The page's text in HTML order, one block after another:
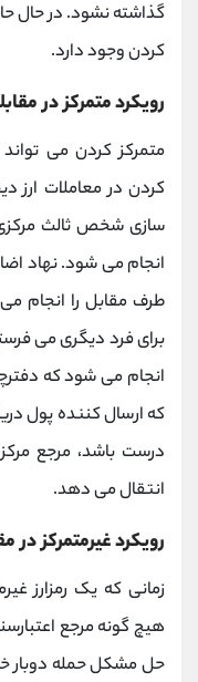
گذاشته نشود. در حال
کردن وجود دارد.
رویکرد متمرکز در
متمرکز کردن می
کردن در معاملات ارز
سازی شخص ثالث مرکزی
انجام می شود. نهاد
طرف مقابل را انجام
برای فرد دیگری می
انجام می شود که
که ارسال کننده پول
درست باشد، مرجع
انتقال می دهد.
رویکرد غیرمتمرکز در
زمانی که یک رمزارز
هیچ گونه مرجع
حل مشکل حمله دوبار